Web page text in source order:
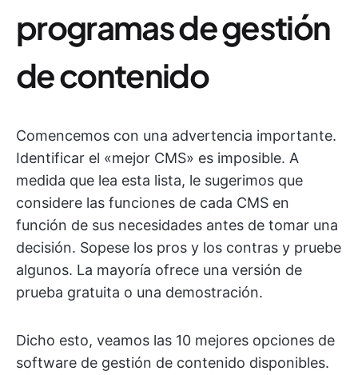
programas de gestión
de contenido
Comencemos con una advertencia importante.
Identificar el «mejor CMS» es imposible. A
medida que lea esta lista, le sugerimos que
considere las funciones de cada CMS en
función de sus necesidades antes de tomar una
decisión. Sopese los pros y los contras y pruebe
algunos. La mayoría ofrece una versión de
prueba gratuita o una demostración.
Dicho esto, veamos las 10 mejores opciones de
software de gestión de contenido disponibles.